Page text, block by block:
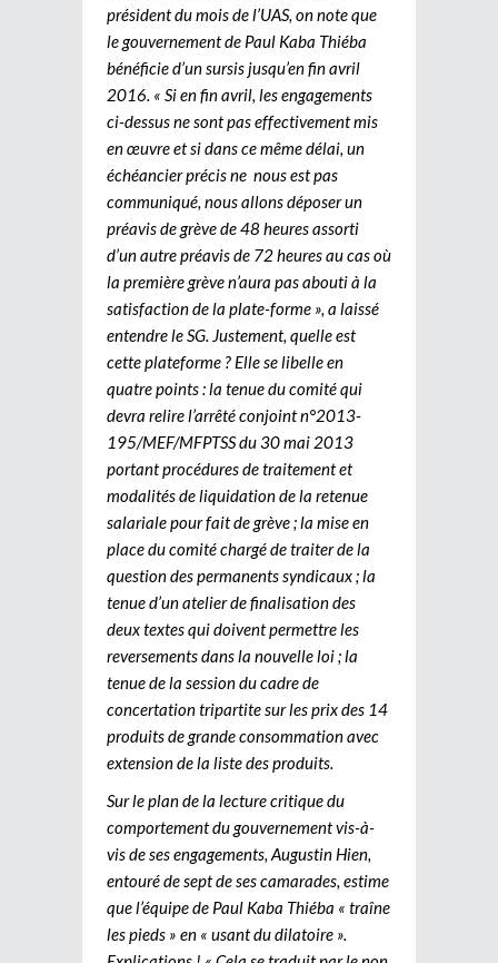
président du mois de l’UAS, on note que
le gouvernement de Paul Kaba Thiéba
bénéficie d’un sursis jusqu’en fin avril
2016. « Si en fin avril, les engagements
ci-dessus ne sont pas effectivement mis
en œuvre et si dans ce même délai, un
échéancier précis ne nous est pas
communiqué, nous allons déposer un
préavis de grève de 48 heures assorti
d’un autre préavis de 72 heures au cas où
la première grève n’aura pas abouti à la
satisfaction de la plate-forme », a laissé
entendre le SG. Justement, quelle est
cette plateforme ? Elle se libelle en
quatre points : la tenue du comité qui
devra relire l’arrêté conjoint n°2013-
195/MEF/MFPTSS du 30 mai 2013
portant procédures de traitement et
modalités de liquidation de la retenue
salariale pour fait de grève ; la mise en
place du comité chargé de traiter de la
question des permanents syndicaux ; la
tenue d’un atelier de finalisation des
deux textes qui doivent permettre les
reversements dans la nouvelle loi ; la
tenue de la session du cadre de
concertation tripartite sur les prix des 14
produits de grande consommation avec
extension de la liste des produits.
Sur le plan de la lecture critique du
comportement du gouvernement vis-à-
vis de ses engagements, Augustin Hien,
entouré de sept de ses camarades, estime
que l’équipe de Paul Kaba Thiéba « traîne
les pieds » en « usant du dilatoire ».